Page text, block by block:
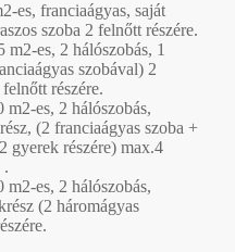
es, franciaágyas, saját
szoba 2 felnőtt részére.
es, 2 hálószobás, 1
szobával) 2
részére.
es, 2 hálószobás,
(2 franciaágyas szoba +
gyerek részére) max.4
.
es, 2 hálószobás,
(2 háromágyas